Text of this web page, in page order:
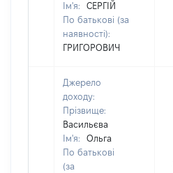
Ім'я:
СЕРГІЙ
По батькові (за
наявності):
ГРИГОРОВИЧ
Джерело
доходу:
Прізвище:
Васильєва
Ім'я:
Ольга
По батькові
(за